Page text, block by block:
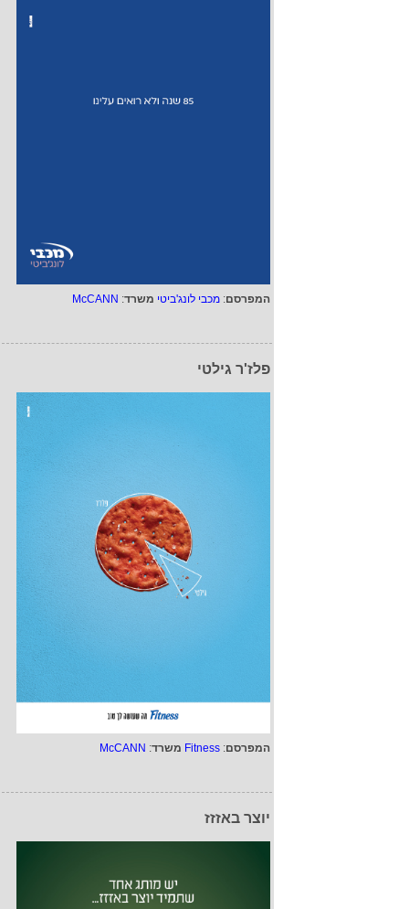
המפרסם: מכבי לונג'ביטי משרד:
McCANN
פלז'ר גילטי
המפרסם:
Fitness משרד:
McCANN
יוצר באזזז